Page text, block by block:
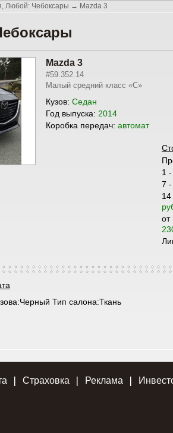
Любой: Чебоксары → Mazda 3
Mazda 3
#59.352.14
Малый средний класс «С»
Кузов: Седан
Год выпуска: 2014
Коробка передач: автомат
1
7 -
14
от
Тип салона:Ткань
Страховка Реклама